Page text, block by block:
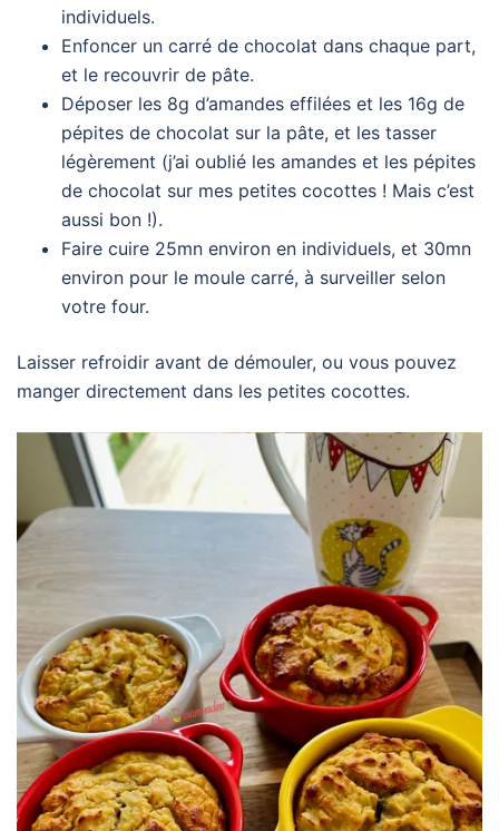
individuels.
Enfoncer un carré de chocolat dans chaque part,
et le recouvrir de pâte.
Déposer les 8g d’amandes effilées et les 16g de
pépites de chocolat sur la pâte, et les tasser
légèrement (j’ai oublié les amandes et les pépites
de chocolat sur mes petites cocottes ! Mais c’est
aussi bon !).
Faire cuire 25mn environ en individuels, et 30mn
environ pour le moule carré, à surveiller selon
votre four.
Laisser refroidir avant de démouler, ou vous pouvez
manger directement dans les petites cocottes.